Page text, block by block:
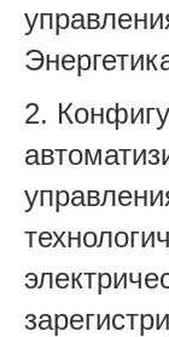
2.